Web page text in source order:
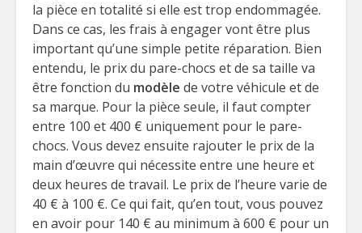
la pièce en totalité si elle est trop endommagée.
Dans ce cas, les frais à engager vont être plus
important qu’une simple petite réparation. Bien
entendu, le prix du pare-chocs et de sa taille va
être fonction du modèle de votre véhicule et de
sa marque. Pour la pièce seule, il faut compter
entre 100 et 400 € uniquement pour le pare-
chocs. Vous devez ensuite rajouter le prix de la
main d’œuvre qui nécessite entre une heure et
deux heures de travail. Le prix de l’heure varie de
40 € à 100 €. Ce qui fait, qu’en tout, vous pouvez
en avoir pour 140 € au minimum à 600 € pour un